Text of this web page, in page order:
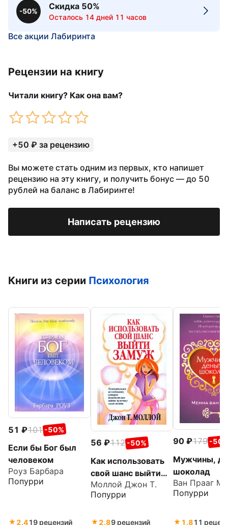
-50%
Скидка 50%
Осталось 14 дней 11 часов
Все акции Лабиринта
Рецензии на книгу
Читали книгу? Как она вам?
+50 ₽ за рецензию
Вы можете стать одним из первых, кто напишет
рецензию на эту книгу, и получить бонус — до 50
рублей на баланс в Лабиринте!
Написать рецензию
Книги из серии Психология
51 101 -50%
Если бы Бог был
человеком
Роуз Барбара
Попурри
2.419 рецензий
56 112 -50%
Как использовать
свой шанс выйти
замуж
Моллой Джон Т.
Попурри
2.89 рецензий
90 179 -
Мужчины,
шоколад
Ван Прааг
Попурри
1.811